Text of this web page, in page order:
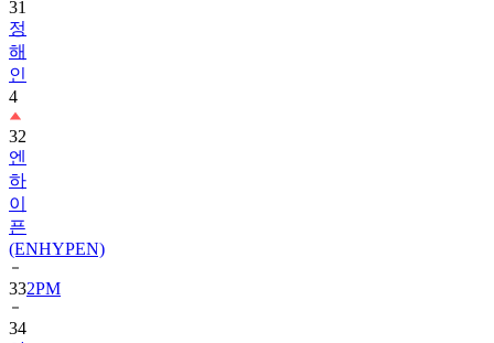
해
인
4
32
엔
하
이
픈
(ENHYPEN)
332PM
34
아
일